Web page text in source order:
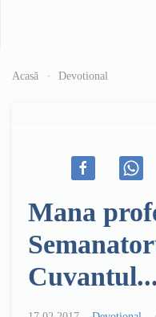
Acasă Devotional
Mana
Cuvantul...